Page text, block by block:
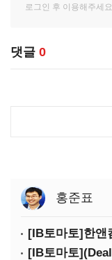
댓글 0
홍준표